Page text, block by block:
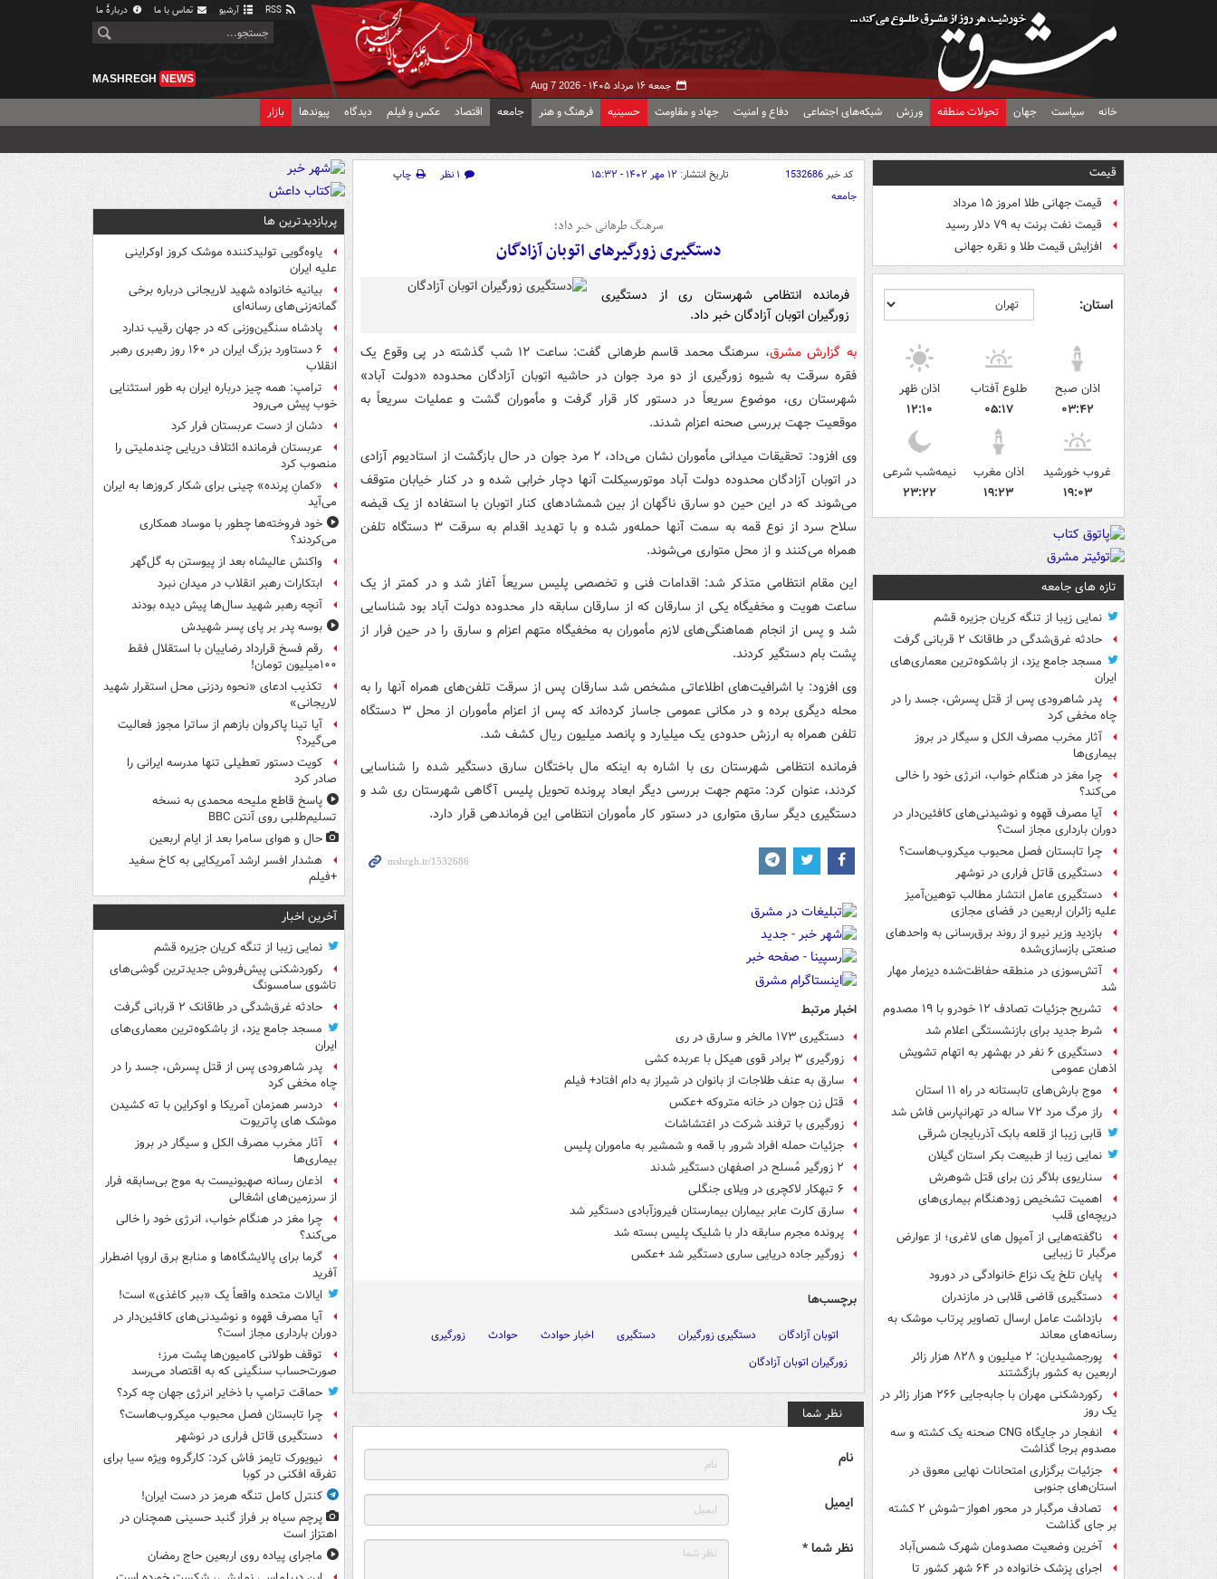
آرشیو تماس با ما دربارهٔ ما
جمعه ۱۶ مرداد ۱۴۰۵ - Aug 7 2026
MASHREGH NEWS
خانه سیاست جهان تحولات منطقه ورزش شبکه‌های اجتماعی دفاع و امنیت جهاد و مقاومت حسینیه فرهنگ و هنر جامعه اقتصاد عکس و فیلم دیدگاه پیوندها بازار
قیمت
قیمت جهانی طلا امروز ۱۵ مرداد
قیمت نفت برنت به ۷۹ دلار رسید
افزایش قیمت طلا و نقره جهانی
استان:
اذان صبح
۰۳:۴۲
طلوع آفتاب
۰۵:۱۷
اذان ظهر
۱۲:۱۰
غروب خورشید
۱۹:۰۳
اذان مغرب
۱۹:۲۳
نیمه‌شب شرعی
۲۳:۲۲
تازه های جامعه
نمایی زیبا از تنگه کریان جزیره قشم
حادثه غرق‌شدگی در طاقانک ۲ قربانی گرفت
مسجد جامع یزد، از باشکوه‌ترین معماری‌های
ایران
پدر شاهرودی پس از قتل پسرش، جسد را در
چاه مخفی کرد
آثار مخرب مصرف الکل و سیگار در بروز
بیماری‌ها
چرا مغز در هنگام خواب، انرژی خود را خالی
می‌کند؟
آیا مصرف قهوه و نوشیدنی‌های کافئین‌دار در
دوران بارداری مجاز است؟
چرا تابستان فصل محبوب میکروب‌هاست؟
دستگیری قاتل فراری در نوشهر
دستگیری عامل انتشار مطالب توهین‌آمیز
علیه زائران اربعین در فضای مجازی
بازدید وزیر نیرو از روند برق‌رسانی به واحدهای
صنعتی بازسازی‌شده
آتش‌سوزی در منطقه حفاظت‌شده دیزمار مهار
شد
تشریح جزئیات تصادف ۱۲ خودرو با ۱۹ مصدوم
شرط جدید برای بازنشستگی اعلام شد
دستگیری ۶ نفر در بهشهر به اتهام تشویش
اذهان عمومی
موج بارش‌های تابستانه در راه ۱۱ استان
راز مرگ مرد ۷۲ ساله در تهرانپارس فاش شد
قابی زیبا از قلعه بابک آذربایجان شرقی
نمایی زیبا از طبیعت بکر استان گیلان
سناریوی بلاگر زن برای قتل شوهرش
اهمیت تشخیص زودهنگام بیماری‌های
دریچه‌ای قلب
ناگفته‌هایی از آمپول های لاغری؛ از عوارض
مرگبار تا زیبایی
پایان تلخ یک نزاع خانوادگی در دورود
دستگیری قاضی قلابی در مازندران
بازداشت عامل ارسال تصاویر پرتاب موشک به
رسانه‌های معاند
پورجمشیدیان: ۲ میلیون و ۸۲۸ هزار زائر
اربعین به کشور بازگشتند
رکوردشکنی مهران با جابه‌جایی ۲۶۶ هزار زائر در
یک روز
انفجار در جایگاه CNG صحنه یک کشته و سه
مصدوم برجا گذاشت
جزئیات برگزاری امتحانات نهایی معوق در
استان‌های جنوبی
تصادف مرگبار در محور اهواز–شوش ۲ کشته
بر جای گذاشت
آخرین وضعیت مصدومان شهرک شمس‌آباد
اجرای پزشک خانواده در ۶۴ شهر کشور تا
کد خبر1532686 تاریخ انتشار: ۱۲ مهر ۱۴۰۲ - ۱۵:۳۲ ۱ نظر
چاپ
جامعه
سرهنگ طرهانی خبر داد؛
دستگیری زورگیرهای اتوبان آزادگان
فرمانده انتظامی شهرستان ری از دستگیری
زورگیران اتوبان آزادگان خبر داد.
به گزارش مشرق
، سرهنگ محمد قاسم طرهانی گفت: ساعت ۱۲ شب گذشته در پی وقوع یک
فقره سرقت به شیوه زورگیری از دو مرد جوان در حاشیه اتوبان آزادگان محدوده «دولت آباد»
شهرستان ری، موضوع سریعاً در دستور کار قرار گرفت و مأموران گشت و عملیات سریعاً به
موقعیت جهت بررسی صحنه اعزام شدند.
وی افزود: تحقیقات میدانی مأموران نشان می‌داد، ۲ مرد جوان در حال بازگشت از استادیوم آزادی
در اتوبان آزادگان محدوده دولت آباد موتورسیکلت آنها دچار خرابی شده و در کنار خیابان متوقف
می‌شوند که در این حین دو سارق ناگهان از بین شمشادهای کنار اتوبان با استفاده از یک قبضه
سلاح سرد از نوع قمه به سمت آنها حمله‌ور شده و با تهدید اقدام به سرقت ۳ دستگاه تلفن
همراه می‌کنند و از محل متواری می‌شوند.
این مقام انتظامی متذکر شد: اقدامات فنی و تخصصی پلیس سریعاً آغاز شد و در کمتر از یک
ساعت هویت و مخفیگاه یکی از سارقان که از سارقان سابقه دار محدوده دولت آباد بود شناسایی
شد و پس از انجام هماهنگی‌های لازم مأموران به مخفیگاه متهم اعزام و سارق را در حین فرار از
پشت بام دستگیر کردند.
وی افزود: با اشرافیت‌های اطلاعاتی مشخص شد سارقان پس از سرقت تلفن‌های همراه آنها را به
محله دیگری برده و در مکانی عمومی جاساز کرده‌اند که پس از اعزام مأموران از محل ۳ دستگاه
تلفن همراه به ارزش حدودی یک میلیارد و پانصد میلیون ریال کشف شد.
فرمانده انتظامی شهرستان ری با اشاره به اینکه مال باختگان سارق دستگیر شده را شناسایی
کردند، عنوان کرد: متهم جهت بررسی دیگر ابعاد پرونده تحویل پلیس آگاهی شهرستان ری شد و
دستگیری دیگر سارق متواری در دستور کار مأموران انتظامی این فرماندهی قرار دارد.
اخبار مرتبط
دستگیری ۱۷۳ مالخر و سارق در ری
زورگیری ۳ برادر قوی هیکل با عربده کشی
سارق به عنف طلاجات از بانوان در شیراز به دام افتاد+ فیلم
قتل زن جوان در خانه متروکه +عکس
زورگیری با ترفند شرکت در اغتشاشات
جزئیات حمله افراد شرور با قمه و شمشیر به ماموران پلیس
۲ زورگیر مُسلح در اصفهان دستگیر شدند
۶ تبهکار لاکچری در ویلای جنگلی
سارق کارت عابر بیماران بیمارستان فیروزآبادی دستگیر شد
پرونده مجرم سابقه دار با شلیک پلیس بسته شد
زورگیر جاده دریایی ساری دستگیر شد +عکس
برچسب‌ها
اتوبان آزادگان دستگیری زورگیران دستگیری اخبار حوادث حوادث
زورگیری
زورگیران اتوبان آزادگان
نظر شما
نام
ایمیل
نظر شما *
پربازدیدترین ها
یاوه‌گویی تولیدکننده موشک کروز اوکراینی
علیه ایران
بیانیه خانواده شهید لاریجانی درباره برخی
گمانه‌زنی‌های رسانه‌ای
پادشاه سنگین‌وزنی که در جهان رقیب ندارد
۶ دستاورد بزرگ ایران در ۱۶۰ روز رهبری رهبر
انقلاب
ترامپ: همه چیز درباره ایران به طور استثنایی
خوب پیش می‌رود
دشان از دست عربستان فرار کرد
عربستان فرمانده ائتلاف دریایی چندملیتی را
منصوب کرد
«کمانِ پرنده» چینی برای شکار کروزها به ایران
می‌آید
خود فروخته‌ها چطور با موساد همکاری
می‌کردند؟
واکنش عالیشاه بعد از پیوستن به گل‌گهر
ابتکارات رهبر انقلاب در میدان نبرد
آنچه رهبر شهید سال‌ها پیش دیده بودند
بوسه‌ پدر بر پای پسر شهیدش
رقم فسخ قرارداد رضاییان با استقلال فقط
۱۰۰میلیون تومان!
تکذیب ادعای «نحوه ردزنی محل استقرار شهید
لاریجانی»
آیا تینا پاکروان بازهم از ساترا مجوز فعالیت
می‌گیرد؟
کویت دستور تعطیلی تنها مدرسه ایرانی را
صادر کرد
پاسخ قاطع ملیحه محمدی به نسخه
تسلیم‌طلبی روی آنتن BBC
حال و هوای سامرا بعد از ایام اربعین
هشدار افسر ارشد آمریکایی به کاخ سفید
+فیلم
آخرین اخبار
نمایی زیبا از تنگه کریان جزیره قشم
رکوردشکنی پیش‌فروش جدیدترین گوشی‌های
تاشوی سامسونگ
حادثه غرق‌شدگی در طاقانک ۲ قربانی گرفت
مسجد جامع یزد، از باشکوه‌ترین معماری‌های
ایران
پدر شاهرودی پس از قتل پسرش، جسد را در
چاه مخفی کرد
دردسر همزمان آمریکا و اوکراین با ته کشیدن
موشک های پاتریوت
آثار مخرب مصرف الکل و سیگار در بروز
بیماری‌ها
اذعان رسانه صهیونیست به موج بی‌سابقه فرار
از سرزمین‌های اشغالی
چرا مغز در هنگام خواب، انرژی خود را خالی
می‌کند؟
گرما برای پالایشگاه‌ها و منابع برق اروپا اضطرار
آفرید
ایالات متحده واقعاً یک «ببر کاغذی» است!
آیا مصرف قهوه و نوشیدنی‌های کافئین‌دار در
دوران بارداری مجاز است؟
توقف طولانی کامیون‌ها پشت مرز؛
صورت‌حساب سنگینی که به اقتصاد می‌رسد
حماقت ترامپ با ذخایر انرژی جهان چه کرد؟
چرا تابستان فصل محبوب میکروب‌هاست؟
دستگیری قاتل فراری در نوشهر
نیویورک تایمز فاش کرد: کارگروه ویژه سیا برای
تفرقه افکنی در کوبا
کنترل کامل تنگه هرمز در دست ایران!
پرچم سیاه بر فراز گنبد حسینی همچنان در
اهتزاز است
ماجرای پیاده روی اربعین حاج رمضان